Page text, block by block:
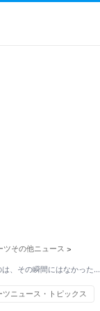
ツその他ニュース >
、その瞬間にはなかった…
ツニュース・トピックス